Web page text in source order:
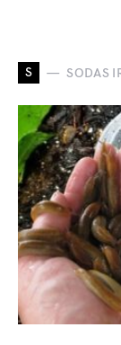
S SODAS